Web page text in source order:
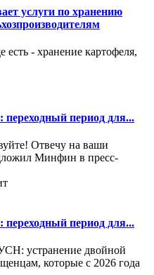
услуги по хранению
- хранение картофеля,
переходный период для...
Отвечу на ваши
Минфин в пресс-
переходный период для...
устранение двойной
которые с 2026 года